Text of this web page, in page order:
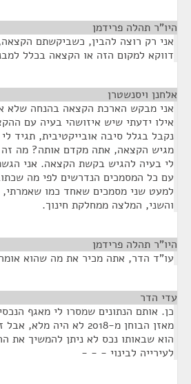
היו"ר תהלה פרידמן
אני רק רוצה להבין, כשביקשתם
דווקא למקום הזה או הקצאה בכלל
אלחנן ויסנשטרן
אני מבקש הארכת הקצאה בהנחה שלא
אילו ידעתי שיש איזושהי בעיה עם
נקבל בגלל סיבה אובייקטיבית, תגיד
מגיש הקצאה, אתה מקדם אותה? מה זה
לי בעיה להגיש בקשת הקצאה. אני
עם כל המסמכים הנדרשים לפי מה
למעט שני מסמכים שאחד כמו שאמרתי,
והשני, המלצה ממחלקת חינוך.
היו"ר תהלה פרידמן
עו"ד הדר, אתה מכיר את מה שהוא
עדי הדר
כן. אותם הנתונים שמסרו לי מאגף
מאזן הבוחן מ-2018 לא היה
הוא שבאותו נכס לא ניתן להמשיך את
לעירייה לבינוי - - -